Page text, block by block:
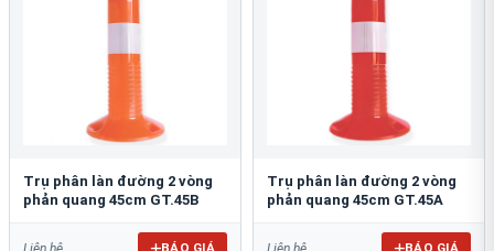
Trụ phân làn đường 2 vòng
phản quang 45cm GT.45B
BÁO GIÁ
Trụ phân làn đường 2 vòng
phản quang 45cm GT.45A
BÁO GIÁ